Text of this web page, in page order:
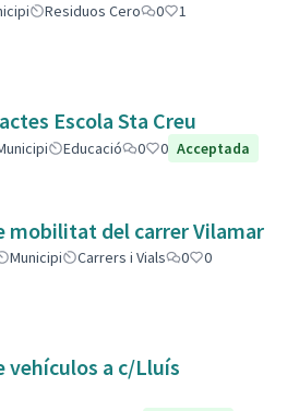
Residuos Cero 0
1
Escola Sta Creu
Educació 0 0 Acceptada
mobilitat del carrer Vilamar
Municipi Carrers i Vials 0
0
vehículos a c/Lluís